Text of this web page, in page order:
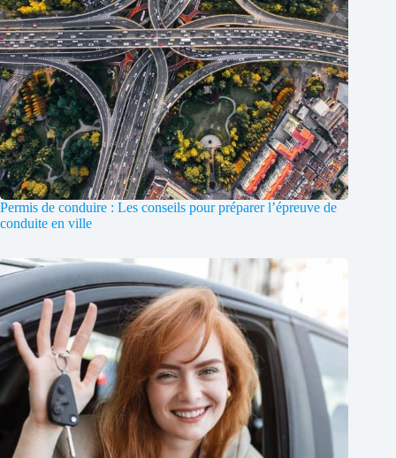
Permis de conduire : Les conseils pour préparer l’épreuve de
conduite en ville